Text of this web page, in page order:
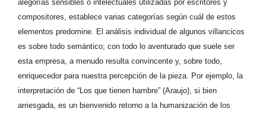
alegorías sensibles o intelectuales utilizadas por escritores y
compositores, establece varias categorías según cuál de estos
elementos predomine. El análisis individual de algunos villancicos
es sobre todo semántico; con todo lo aventurado que suele ser
esta empresa, a menudo resulta convincente y, sobre todo,
enriquecedor para nuestra percepción de la pieza. Por ejemplo, la
interpretación de “Los que tienen hambre” (Araujo), si bien
arriesgada, es un bienvenido retorno a la humanización de los